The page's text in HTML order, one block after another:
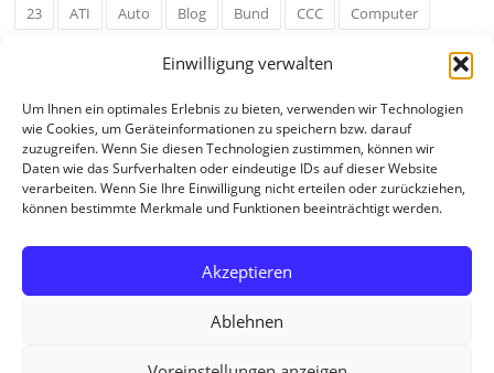
Einwilligung verwalten
Um Ihnen ein optimales Erlebnis zu bieten, verwenden wir Technologien
wie Cookies, um Geräteinformationen zu speichern bzw. darauf
zuzugreifen. Wenn Sie diesen Technologien zustimmen, können wir
Daten wie das Surfverhalten oder eindeutige IDs auf dieser Website
verarbeiten. Wenn Sie Ihre Einwilligung nicht erteilen oder zurückziehen,
können bestimmte Merkmale und Funktionen beeinträchtigt werden.
Akzeptieren
Ablehnen
23 ATI Auto Blog Bund CCC
Computer
Google
Hack Hand HE ICE IE Internet
Krefeld
Liebe Linux u. Software Mail Mann
PHP
RAM
Regeln RZ Spam Spiel Ticker
USA